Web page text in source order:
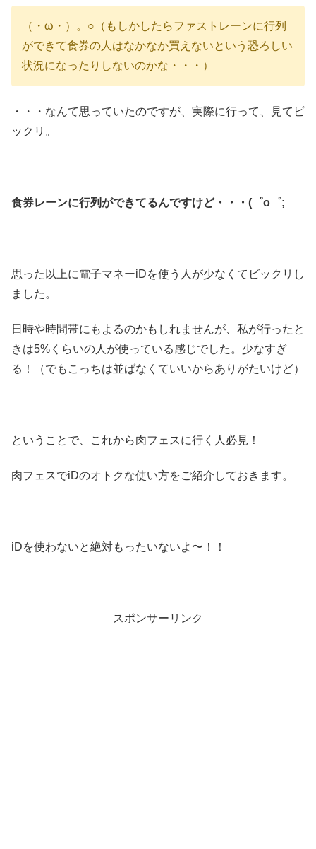
（・ω・）。○（もしかしたらファストレーンに行列
ができて食券の人はなかなか買えないという恐ろしい
状況になったりしないのかな・・・）
・・・なんて思っていたのですが、実際に行って、見てビ
ックリ。
食券レーンに行列ができてるんですけど・・・(゜o゜;
思った以上に電子マネーiDを使う人が少なくてビックリし
ました。
日時や時間帯にもよるのかもしれませんが、私が行ったと
きは5%くらいの人が使っている感じでした。少なすぎ
る！（でもこっちは並ばなくていいからありがたいけど）
ということで、これから肉フェスに行く人必見！
肉フェスでiDのオトクな使い方をご紹介しておきます。
iDを使わないと絶対もったいないよ〜！！
スポンサーリンク